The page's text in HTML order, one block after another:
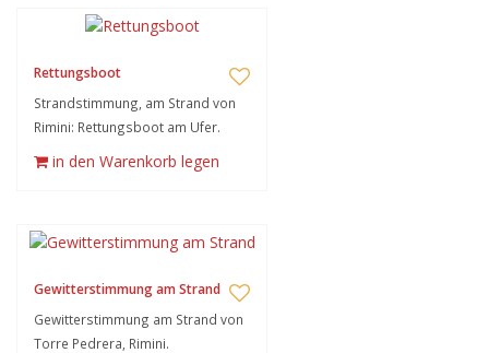
Rettungsboot
Strandstimmung, am Strand von
Rimini: Rettungsboot am Ufer.
in den Warenkorb legen
Gewitterstimmung am Strand
Gewitterstimmung am Strand von
Torre Pedrera, Rimini.